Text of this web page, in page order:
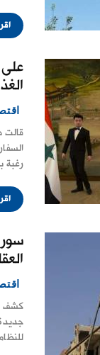
قالت
رغبة
كشف